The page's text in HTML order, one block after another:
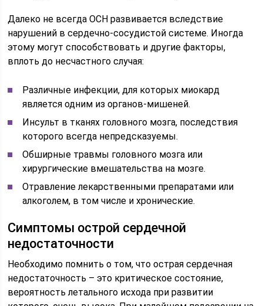
Далеко не всегда ОСН развивается вследствие
нарушений в сердечно-сосудистой системе. Иногда
этому могут способствовать и другие факторы,
вплоть до несчастного случая:
Различные инфекции, для которых миокард
является одним из органов-мишеней.
Инсульт в тканях головного мозга, последствия
которого всегда непредсказуемы.
Обширные травмы головного мозга или
хирургические вмешательства на мозге.
Отравление лекарственными препаратами или
алкоголем, в том числе и хронические.
Симптомы острой сердечной
недостаточности
Необходимо помнить о том, что острая сердечная
недостаточность – это критическое состояние,
вероятность летального исхода при развитии